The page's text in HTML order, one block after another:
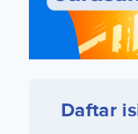
Daftar